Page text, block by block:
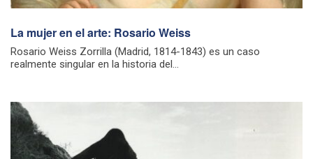
La mujer en el arte: Rosario Weiss
Rosario Weiss Zorrilla (Madrid, 1814-1843) es un caso
realmente singular en la historia del...